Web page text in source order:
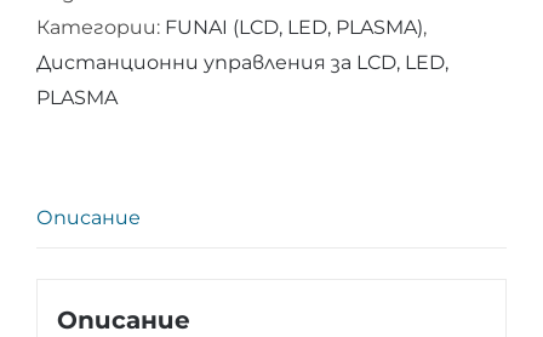
за
FUNAI
NF007RD
Категории: FUNAI (LCD, LED, PLASMA),
Дистанционни управления за LCD, LED,
PLASMA
Описание
Описание